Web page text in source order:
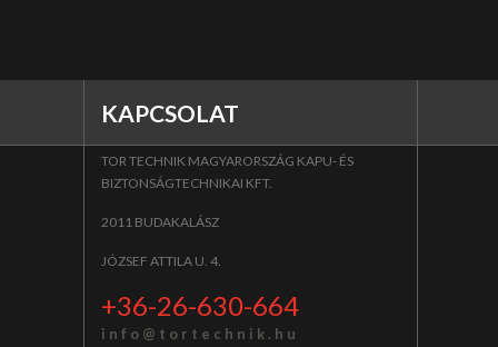
KAPCSOLAT
TOR TECHNIK MAGYARORSZÁG KAPU- ÉS
BIZTONSÁGTECHNIKAI KFT.
2011 BUDAKALÁSZ
JÓZSEF ATTILA U. 4.
+36-26-630-664
i n f o @ t o r t e c h n i k . h u